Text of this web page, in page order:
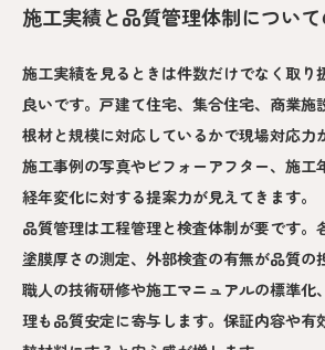
施工実績と品質管理体制につい
施工実績を見るときは件数だけでなく取り
良いです。戸建て住宅、集合住宅、商業施
根材と規模に対応しているかで現場対応力
施工事例の写真やビフォーアフター、施工
経年変化に対する提案力が見えてきます。
品質管理は工程管理と検査体制が要です。
塗膜厚さの測定、外部検査の有無が品質の
職人の技術研修や施工マニュアルの標準化
理も品質安定に寄与します。保証内容や有